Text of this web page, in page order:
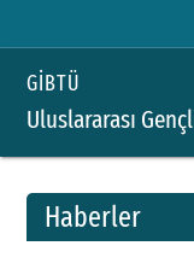
GİBTÜ
Uluslararası
Haberler